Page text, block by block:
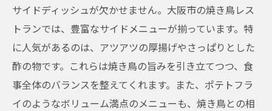
大阪市の焼き鳥レストランで心踊る美食体験
非日常を味わう焼き鳥レストラン
焼き鳥を楽しむための特別な演出
友人や家族と楽しむ焼き鳥パーティー
焼き鳥と共に楽しむ音楽とアート
サイドディッシュが欠かせません。大阪市の焼き鳥レス
トランでは、豊富なサイドメニューが揃っています。特
に人気があるのは、アツアツの厚揚げやさっぱりとした
酢の物です。これらは焼き鳥の旨みを引き立てつつ、食
事全体のバランスを整えてくれます。また、ポテトフラ
イのようなボリューム満点のメニューも、焼き鳥との相